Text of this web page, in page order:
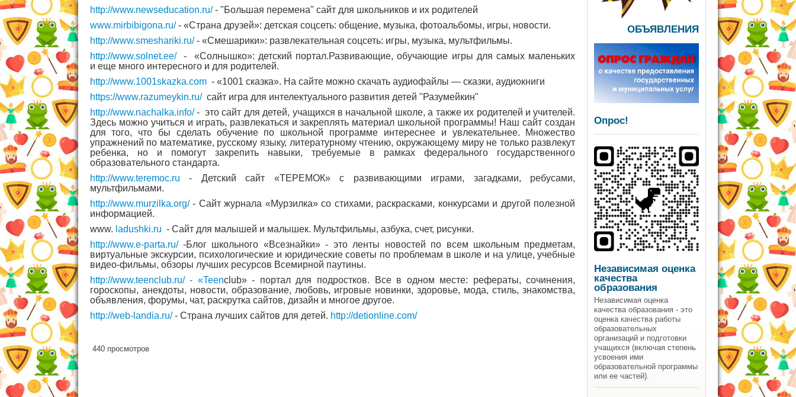
http://www.newseducation.ru/- "Большая перемена" сайт для школьников и их родителей
www.mirbibigona.ru/- «Страна друзей»: детская соцсеть: общение, музыка, фотоальбомы, игры, новости.
http://www.smeshariki.ru/- «Смешарики»: развлекательная соцсеть: игры, музыка, мультфильмы.
http://www.solnet.ee/- «Солнышко»: детский портал.Развивающие, обучающие игры для самых маленьких
и еще много интересного и для родителей.
http://www.1001skazka.com- «1001 сказка». На сайте можно скачать аудиофайлы — сказки, аудиокниги
https://www.razumeykin.ru/сайт игра для интелектуального развития детей "Разумейкин"
http://www.nachalka.info/- это сайт для детей, учащихся в начальной школе, а также их родителей и учителей.
Здесь можно учиться и играть, развлекаться и закреплять материал школьной программы! Наш сайт создан
для того, что бы сделать обучение по школьной программе интереснее и увлекательнее. Множество
упражнений по математике, русскому языку, литературному чтению, окружающему миру не только развлекут
ребенка, но и помогут закрепить навыки, требуемые в рамках федерального государственного
образовательного стандарта.
http://www.teremoc.ru - Детский сайт «ТЕРЕМОК» с развивающими играми, загадками, ребусами,
мультфильмами.
http://www.murzilka.org/- Сайт журнала «Мурзилка» со стихами, раскрасками, конкурсами и другой полезной
информацией.
www. ladushki.ru - Сайт для малышей и малышек. Мультфильмы, азбука, счет, рисунки.
http://www.e-parta.ru/-Блог школьного «Всезнайки» - это ленты новостей по всем школьным предметам,
виртуальные экскурсии, психологические и юридические советы по проблемам в школе и на улице, учебные
видео-фильмы, обзоры лучших ресурсов Всемирной паутины.
http://www.teenclub.ru/ - «Teenclub» - портал для подростков. Все в одном месте: рефераты, сочинения,
гороскопы, анекдоты, новости, образование, любовь, игровые новинки, здоровье, мода, стиль, знакомства,
объявления, форумы, чат, раскрутка сайтов, дизайн и многое другое.
http://web-landia.ru/- Страна лучших сайтов для детей. http://detionline.com/
440 просмотров
ОБЪЯВЛЕНИЯ
Опрос!
Независимая оценка
качества
образования
Независимая оценка
качества образования - это
оценка качества работы
образовательных
организаций и подготовки
учащихся (включая степень
усвоения ими
образовательной программы
или ее частей).